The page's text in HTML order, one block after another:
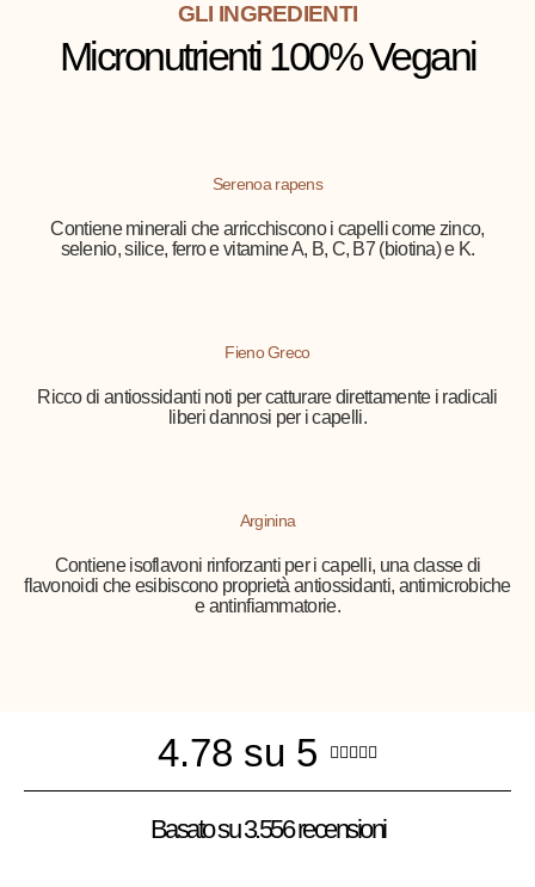
GLI INGREDIENTI
Micronutrienti 100% Vegani
Serenoa rapens
Contiene minerali che arricchiscono i capelli come zinco,
selenio, silice, ferro e vitamine A, B, C, B7 (biotina) e K.
Fieno Greco
Ricco di antiossidanti noti per catturare direttamente i radicali
liberi dannosi per i capelli.
Arginina
Contiene isoflavoni rinforzanti per i capelli, una classe di
flavonoidi che esibiscono proprietà antiossidanti, antimicrobiche
e antinfiammatorie.
4.78 su 5 
Basato su 3.556 recensioni